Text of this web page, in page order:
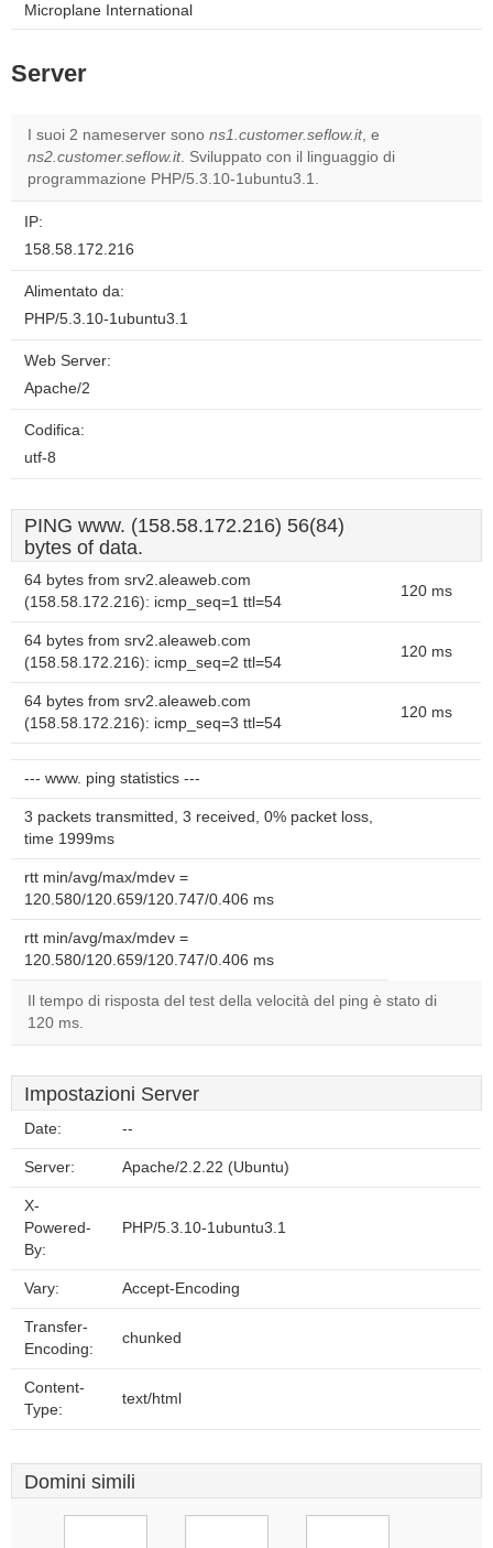
Microplane International
Server
I suoi 2 nameserver sono ns1.customer.seflow.it, e
ns2.customer.seflow.it. Sviluppato con il linguaggio di
programmazione PHP/5.3.10-1ubuntu3.1.
IP:
158.58.172.216
Alimentato da:
PHP/5.3.10-1ubuntu3.1
Web Server:
Apache/2
Codifica:
utf-8
PING www. (158.58.172.216) 56(84)
bytes of data.
64 bytes from srv2.aleaweb.com
(158.58.172.216): icmp_seq=1 ttl=54
120 ms
64 bytes from srv2.aleaweb.com
(158.58.172.216): icmp_seq=2 ttl=54
120 ms
64 bytes from srv2.aleaweb.com
(158.58.172.216): icmp_seq=3 ttl=54
120 ms
--- www. ping statistics ---
3 packets transmitted, 3 received, 0% packet loss,
time 1999ms
rtt min/avg/max/mdev =
120.580/120.659/120.747/0.406 ms
rtt min/avg/max/mdev =
120.580/120.659/120.747/0.406 ms
Il tempo di risposta del test della velocità del ping è stato di
120 ms.
Impostazioni Server
Date: --
Server: Apache/2.2.22 (Ubuntu)
X-
Powered-
By:
PHP/5.3.10-1ubuntu3.1
Vary: Accept-Encoding
Transfer-
Encoding:
chunked
Content-
Type:
text/html
Domini simili